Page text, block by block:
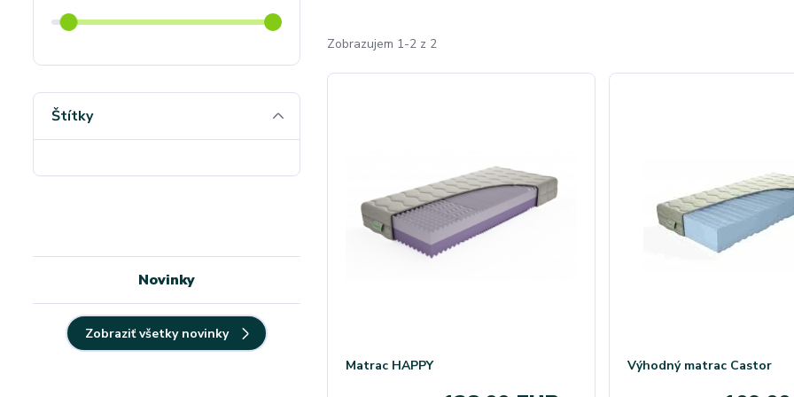
Zobrazujem 1-2 z 2
Matrac HAPPY Výhodný matrac Castor
Štítky
Novinky
Zobraziť všetky novinky